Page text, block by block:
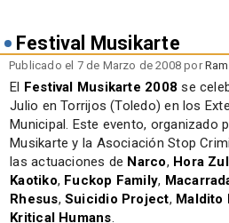
Festival Musikarte
Publicado el 7 de Marzo de 2008 por
El Festival Musikarte 2008 se
Julio en Torrijos (Toledo) en los
Municipal. Este evento, organizado
Musikarte y la Asociación Stop
las actuaciones de Narco, Hora
Kaotiko, Fuckop Family,
Rhesus,Suicidio Project, Maldito
Kritical Humans.